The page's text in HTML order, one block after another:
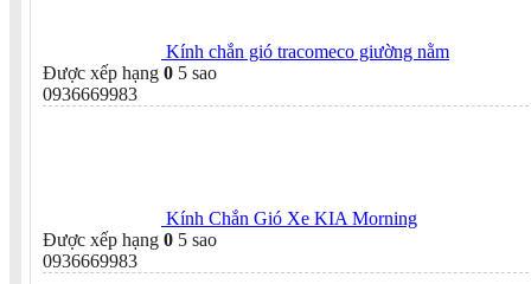
Kính chắn gió tracomeco giường nằm
Được xếp hạng 0 5 sao
0936669983
Kính Chắn Gió Xe KIA Morning
Được xếp hạng 0 5 sao
0936669983